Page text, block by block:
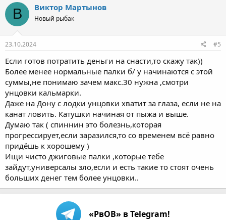
В Виктор Мартынов
Новый рыбак
23.10.2024 #5
Если готов потратить деньги на снасти,то скажу так))
Более менее нормальные палки б/ у начинаются с этой
суммы,не понимаю зачем макс.30 нужна ,смотри
унцовки кальмарки.
Даже на Дону с лодки унцовки хватит за глаза, если не на
канат ловить. Катушки начиная от пыжа и выше.
Думаю так ( спиннин это болезнь,которая
прогрессирует,если заразился,то со временем всё равно
придёшь к хорошему )
Ищи чисто джиговые палки ,которые тебе
зайдут,универсалы зло,если и есть такие то стоят очень
больших денег тем более унцовки..
«РвОВ» в Telegram!